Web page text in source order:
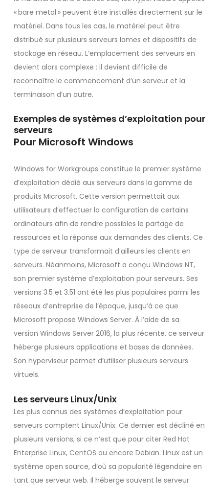
« bare metal » peuvent être installés directement sur le
matériel. Dans tous les cas, le matériel peut être
distribué sur plusieurs serveurs lames et dispositifs de
stockage en réseau. L’emplacement des serveurs en
devient alors complexe : il devient difficile de
reconnaître le commencement d’un serveur et la
terminaison d’un autre.
Exemples de systèmes d’exploitation pour
serveurs
Pour Microsoft Windows
Windows for Workgroups constitue le premier système
d’exploitation dédié aux serveurs dans la gamme de
produits Microsoft. Cette version permettait aux
utilisateurs d’effectuer la configuration de certains
ordinateurs afin de rendre possibles le partage de
ressources et la réponse aux demandes des clients. Ce
type de serveur transformait d’ailleurs les clients en
serveurs. Néanmoins, Microsoft a conçu Windows NT,
son premier système d’exploitation pour serveurs. Ses
versions 3.5 et 3.51 ont été les plus populaires parmi les
réseaux d’entreprise de l’époque, jusqu’à ce que
Microsoft propose Windows Server. À l’aide de sa
version Windows Server 2016, la plus récente, ce serveur
héberge plusieurs applications et bases de données.
Son hyperviseur permet d’utiliser plusieurs serveurs
virtuels.
Les serveurs Linux/Unix
Les plus connus des systèmes d’exploitation pour
serveurs comptent Linux/Unix. Ce dernier est décliné en
plusieurs versions, si ce n’est que pour citer Red Hat
Enterprise Linux, CentOS ou encore Debian. Linux est un
système open source, d’où sa popularité légendaire en
tant que serveur web. Il héberge souvent le serveur